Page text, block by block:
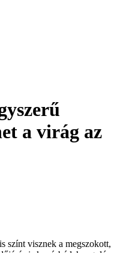
a virág az
színt visznek a megszokott,